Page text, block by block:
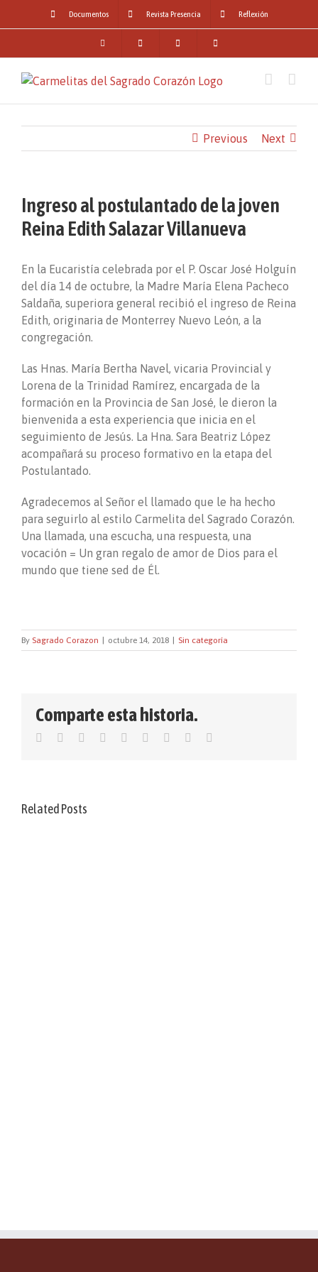
Documentos Revista Presencia Reflexión
Previous Next
Ingreso al postulantado de la joven
Reina Edith Salazar Villanueva
En la Eucaristía celebrada por el P. Oscar José Holguín
del día 14 de octubre, la Madre María Elena Pacheco
Saldaña, superiora general recibió el ingreso de Reina
Edith, originaria de Monterrey Nuevo León, a la
congregación.
Las Hnas. María Bertha Navel, vicaria Provincial y
Lorena de la Trinidad Ramírez, encargada de la
formación en la Provincia de San José, le dieron la
bienvenida a esta experiencia que inicia en el
seguimiento de Jesús. La Hna. Sara Beatriz López
acompañará su proceso formativo en la etapa del
Postulantado.
Agradecemos al Señor el llamado que le ha hecho
para seguirlo al estilo Carmelita del Sagrado Corazón.
Una llamada, una escucha, una respuesta, una
vocación = Un gran regalo de amor de Dios para el
mundo que tiene sed de Él.
By Sagrado Corazon octubre 14, 2018 Sin categoría
Comparte esta historia.
Facebook
TwitterLinkedIn
Reddit WhatsApp
TumblrPinterest
Related Posts